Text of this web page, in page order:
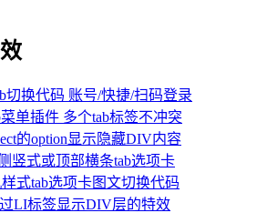
切换代码 账号/快捷/扫码登录
单插件 多个tab标签不冲突
的option显示隐藏DIV内容
竖式或顶部横条tab选项卡
式tab选项卡图文切换代码
LI标签显示DIV层的特效